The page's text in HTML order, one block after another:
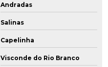
Andradas
Salinas
Capelinha
Visconde do Rio Branco